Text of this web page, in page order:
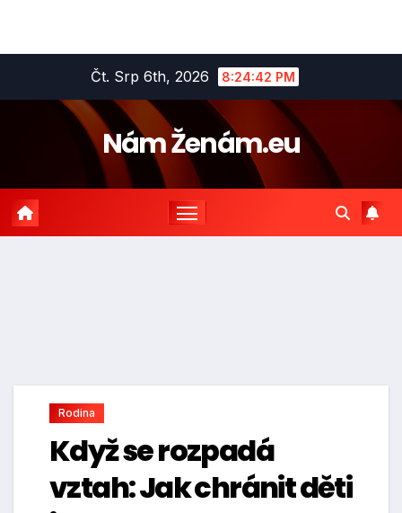
Čt. Srp 6th, 2026 8:24:43 PM
Nám Ženám.eu
Rodina
Když se rozpadá
vztah: Jak chránit děti